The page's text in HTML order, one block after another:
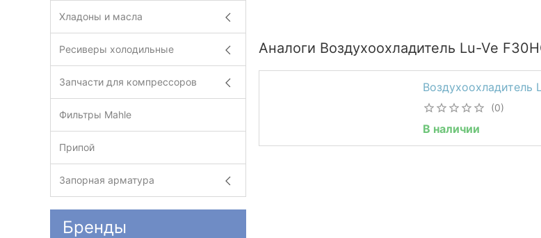
Аналоги Воздухоохладитель Lu-Ve
Воздухоохладитель
(0)
В наличии
Хладоны и масла
Ресиверы холодильные
Запчасти для компрессоров
Фильтры Mahle
Припой
Запорная арматура
Бренды